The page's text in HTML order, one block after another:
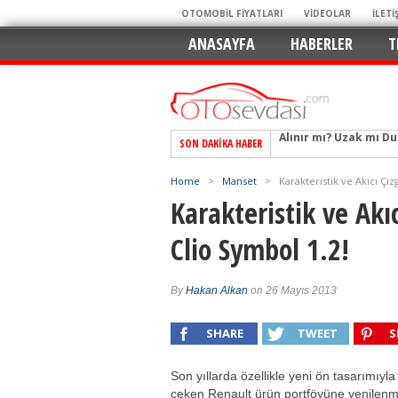
OTOMOBİL FİYATLARI VİDEOLAR
ANASAYFA HABERLER
SON DAKIKA HABER
Alpine A290 GTS:
Mercedes-Benz
Keskin Hatlar, GR
Geleceğin Kompakt
Pazarın Lideri,
Hem Şehirli Hem
Alınır mı? Uzak mı
Home > Manset > Karakteristik ve Akıcı
Karakteristik ve
Clio Symbol 1.2!
ByHakan Alkan on 26 Mayıs 2013
SHARE TWEET
Son yıllarda özellikle yeni ön
çeken Renault ürün portföyüne